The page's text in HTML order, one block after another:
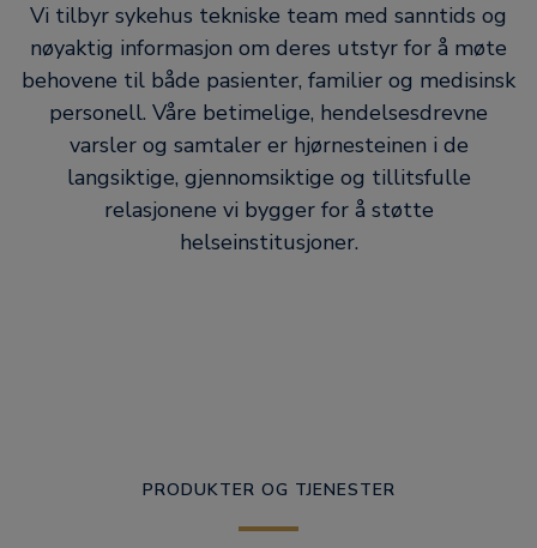
Vi tilbyr sykehus tekniske team med sanntids og
nøyaktig informasjon om deres utstyr for å møte
behovene til både pasienter, familier og medisinsk
personell. Våre betimelige, hendelsesdrevne
varsler og samtaler er hjørnesteinen i de
langsiktige, gjennomsiktige og tillitsfulle
relasjonene vi bygger for å støtte
helseinstitusjoner.
PRODUKTER OG TJENESTER